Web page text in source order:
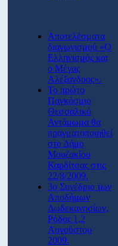
Αποτελέσματα
διαγωνισμού «Ο
Ελληνισμός και
ο Μέγας
Αλέξανδρος».
Το πρώτο
Παγκόσμιο
Θεσσαλικό
Αντάμωμα θα
πραγματοποιηθεί
στο Δήμο
Μουζακίου
Καρδίτσας στις
22/8/2009.
3ο Συνέδριο των
Αποδήμων
Δωδεκανησίων,
Ρόδος 1,2
Αυγούστου
2009.